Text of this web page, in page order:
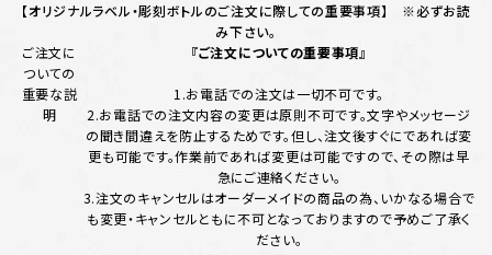
【オリジナルラベル・彫刻ボトルのご注文に際しての重要事項】 ※必ずお読
み下さい。
ご注文に
ついての
重要な説
明
『ご注文についての重要事項』
1.お電話での注文は一切不可です。
2.お電話での注文内容の変更は原則不可です。文字やメッセージ
の聞き間違えを防止するためです。但し、注文後すぐにであれば変
更も可能です。作業前であれば変更は可能ですので、その際は早
急にご連絡ください。
3.注文のキャンセルはオーダーメイドの商品の為、いかなる場合で
も変更・キャンセルともに不可となっておりますので予めご了承く
ださい。